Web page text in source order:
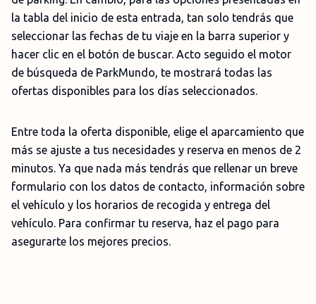
la tabla del inicio de esta entrada, tan solo tendrás que
seleccionar las fechas de tu viaje en la barra superior y
hacer clic en el botón de buscar. Acto seguido el motor
de búsqueda de ParkMundo, te mostrará todas las
ofertas disponibles para los días seleccionados.
Entre toda la oferta disponible, elige el aparcamiento que
más se ajuste a tus necesidades y reserva en menos de 2
minutos. Ya que nada más tendrás que rellenar un breve
formulario con los datos de contacto, información sobre
el vehículo y los horarios de recogida y entrega del
vehículo. Para confirmar tu reserva, haz el pago para
asegurarte los mejores precios.